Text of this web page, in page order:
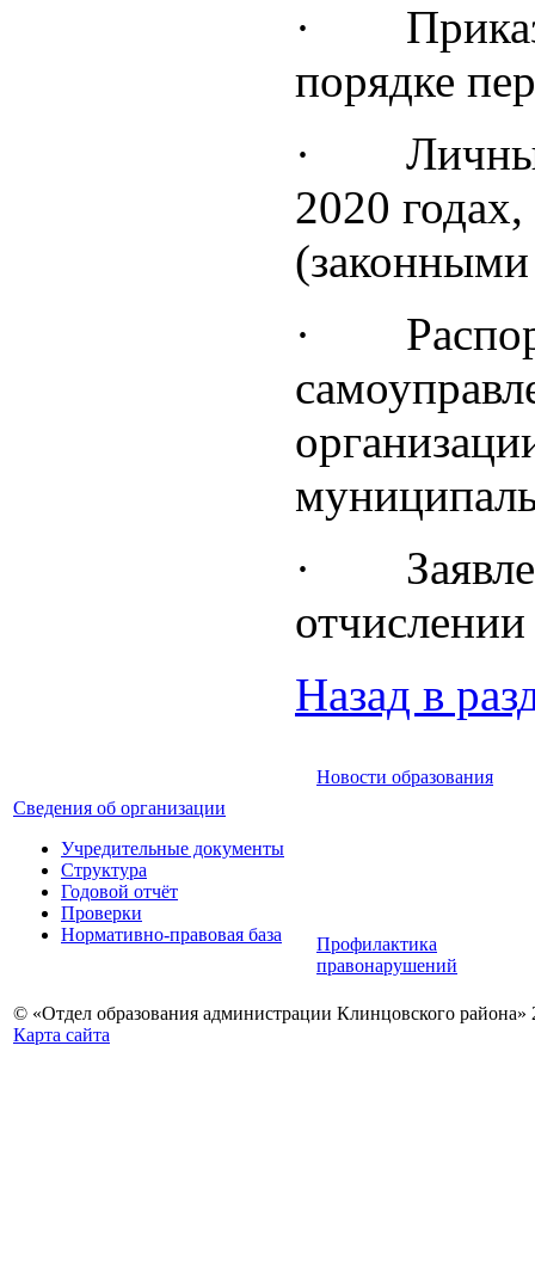
· Приказы
порядке
· Личные
2020
(законными
·
·
Назад в
Сведения об организации
Учредительные документы
Структура
Годовой отчёт
Проверки
Нормативно-правовая база
Новости образования
Профилактика
правонарушений
© «Отдел образования администрации Клинцовского района»
Карта сайта